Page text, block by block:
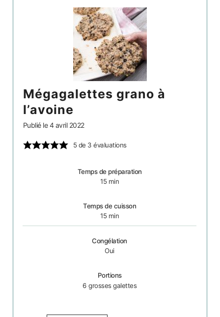
mégagalettes grano à
l’avoine
Publié le4 avril 2022
5de 3 évaluations
Temps de préparation
15 min
Temps de cuisson
15 min
Congélation
Oui
Portions
6 grosses galettes